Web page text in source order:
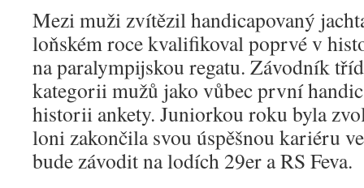
Mezi muži zvítězil handicapovaný
loňském roce kvalifikoval poprvé v
na paralympijskou regatu. Závodník
kategorii mužů jako vůbec první
historii ankety. Juniorkou roku byla
loni zakončila svou úspěšnou kariéru
bude závodit na lodích 29er a RS Feva.